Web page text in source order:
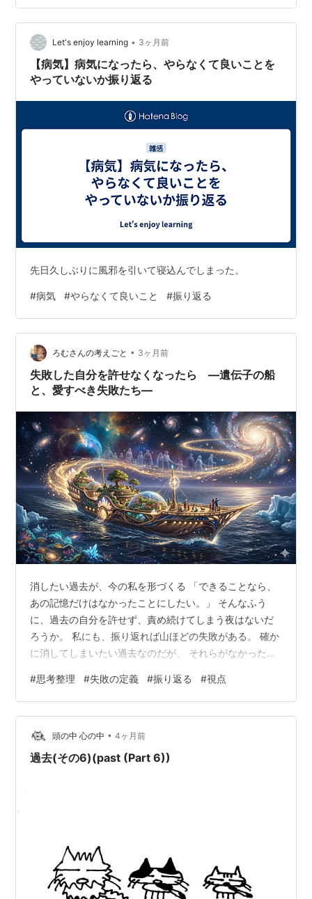
よく使うからね〜 治りにくいんだよね 庭仕事とかした？
子供さんと公…
Let's enjoy learning • 3ヶ月前
【病気】病気になったら、やらなくて良いことを
やっていないか振り返る
先日久しぶりに風邪を引いて寝込んでしまった。
#病気 #やらなくて良いこと #振り返る
ろむさんの考えごと • 3ヶ月前
失敗した自分を許せなくなったら ―遺伝子の船
と、愛すべき失敗たち―
消したい過去が、今の私を形づくる 「できることなら、
あの記憶だけはなかったことにしたい。」 そんなふう
に、過去の自分を許せず、責め続けてしまう夜はないだ
ろうか。 私にも、振り返れば山ほどの失敗がある。 確か
に消してしまいたい過去なのだが、 それらがなかった
生で「幸せだな」とか「楽しいな」と思えた瞬間が確か
にあった。 ならば、 その地点にたどり着くまでの道にあ
ったたくさんの失敗も、 今となっては、まるごと受け入
れてたいと思うのだ。 あのときの「つまずき」が一つで
も欠けていたら、今のこの感覚には辿り着いていなかっ
#思考整理 #失敗の定義 #振り返る #視点
頭の中 心の中 • 4ヶ月前
過去(その6)(past (Part 6))